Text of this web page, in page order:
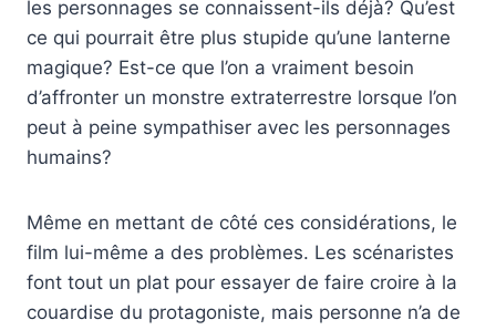
les personnages se connaissent-ils déjà? Qu’est
ce qui pourrait être plus stupide qu’une lanterne
magique? Est-ce que l’on a vraiment besoin
d’affronter un monstre extraterrestre lorsque l’on
peut à peine sympathiser avec les personnages
humains?
Même en mettant de côté ces considérations, le
film lui-même a des problèmes. Les scénaristes
font tout un plat pour essayer de faire croire à la
couardise du protagoniste, mais personne n’a de